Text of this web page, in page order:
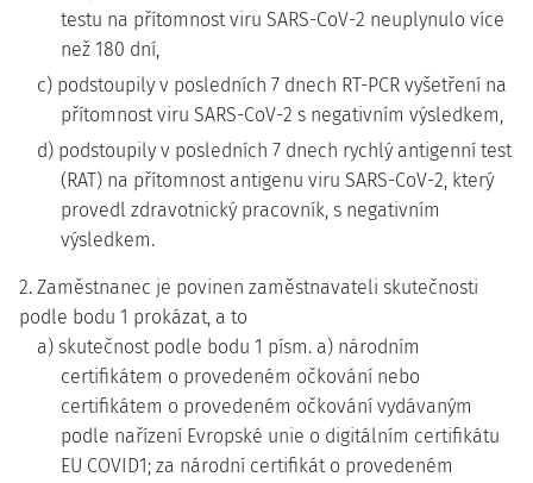
testu na přítomnost viru SARS-CoV-2 neuplynulo více
než 180 dní,
c) podstoupily v posledních 7 dnech RT-PCR vyšetření na
přítomnost viru SARS-CoV-2 s negativním výsledkem,
d) podstoupily v posledních 7 dnech rychlý antigenní test
(RAT) na přítomnost antigenu viru SARS-CoV-2, který
provedl zdravotnický pracovník, s negativním
výsledkem.
2. Zaměstnanec je povinen zaměstnavateli skutečnosti
podle bodu 1 prokázat, a to
a) skutečnost podle bodu 1 písm. a) národním
certifikátem o provedeném očkování nebo
certifikátem o provedeném očkování vydávaným
podle nařízení Evropské unie o digitálním certifikátu
EU COVID1; za národní certifikát o provedeném